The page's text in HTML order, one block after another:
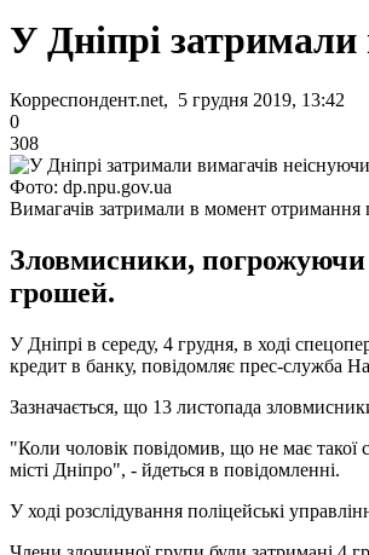
У Дніпрі затримали
Корреспондент.net, 5 грудня 2019, 13:42
0
308
Фото: dp.npu.gov.ua
Вимагачів затримали в момент отримання
Зловмисники, погрожуючи
грошей.
У Дніпрі в середу, 4 грудня, в ході
кредит в банку, повідомляє прес-служба
Зазначається, що 13 листопада
"Коли чоловік повідомив, що не має такої
місті Дніпро", - йдеться в повідомленні.
У ході розслідування поліцейські